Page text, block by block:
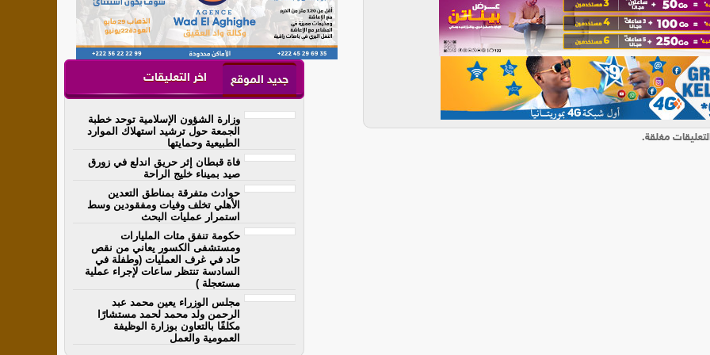
مغلقة.
جديد الموقع اخر التعليقات
وزارة الشؤون الإسلامية توحد خطبة
الجمعة حول ترشيد استهلاك الموارد
الطبيعية وحمايتها
فاة قبطان إثر حريق اندلع في زورق
صيد بميناء خليج الراحة
حوادث متفرقة بمناطق التعدين
الأهلي تخلف وفيات ومفقودين وسط
استمرار عمليات البحث
حكومة تنفق مئات المليارات
ومستشفى الكسور يعاني من نقص
حاد في غرف العمليات (وطفلة في
السادسة تنتظر ساعات لإجراء عملية
مستعجلة )
مجلس الوزراء يعين محمد عبد
الرحمن ولد محمد لحمد مستشارًا
مكلفًا بالتعاون بوزارة الوظيفة
العمومية والعمل